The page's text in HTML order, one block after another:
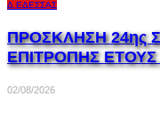
Δ.ΈΔΕΣΣΑΣ
ΠΡΟΣΚΛΗΣΗ 24ης
ΕΠΙΤΡΟΠΗΣ ΕΤΟΥΣ
02/08/2026